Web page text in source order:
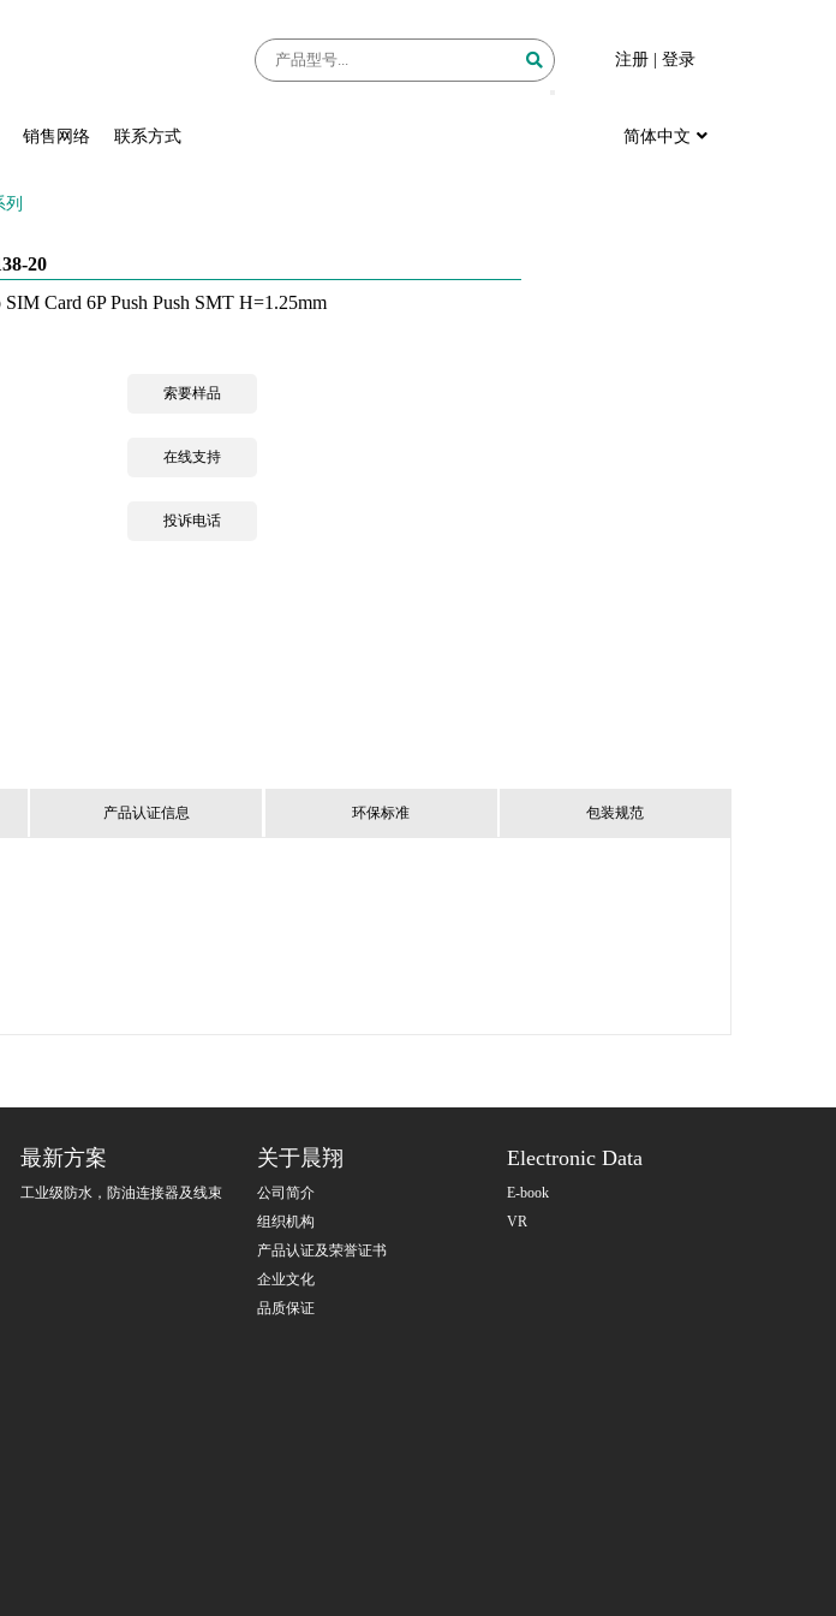
注册 登录
销售网络 联系方式 简体中文
列
20
SIM Card 6P Push Push SMT H=1.25mm
索要样品
在线支持
投诉电话
产品认证信息 环保标准 包装规范
最新方案
工业级防水，防油连接器及线束
关于晨翔
公司简介
组织机构
产品认证及荣誉证书
企业文化
品质保证
Electronic Data
E-book
VR